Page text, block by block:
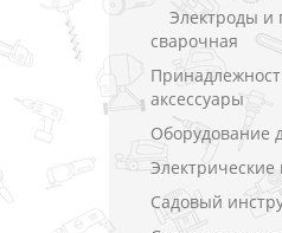
Электроды и
сварочная
аксессуары
Оборудование
Электрические
Садовый
Модель HP331DWAE
Снят с